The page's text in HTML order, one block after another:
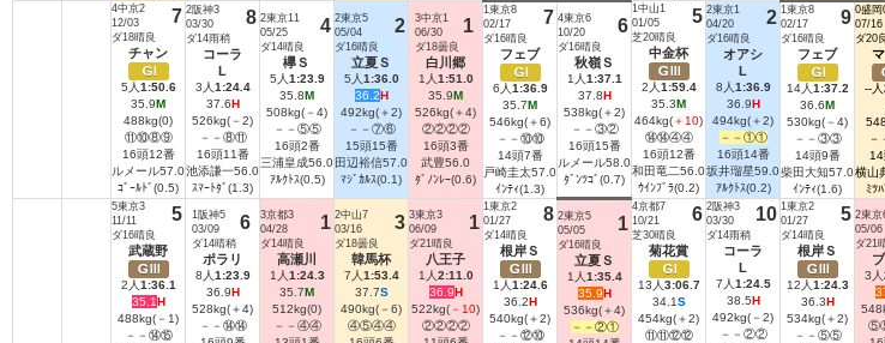
4中京2
12/03
ダ18晴良
7
チャン
Ⅰ
5人1:50.6
35.9M
488kg(0)
⑪⑩⑧⑨
16頭12番
ルメール57.0
ｺﾞｰﾙﾄﾞ(0.5)
2阪神3
03/30
ダ14雨稍
8
コーラ
L
3人1:24.4
37.6H
526kg(－2)
－－⑧⑪
16頭11番
池添謙一56.0
ｽﾏｰﾄﾀﾞ(1.3)
2東京11
05/25
ダ14晴良
4
欅Ｓ
5人1:23.9
35.8M
508kg(－4)
－－⑤⑤
16頭2番
三浦皇成56.0
ｱﾙｸﾄｽ(0.5)
2東京5
05/04
ダ16晴良
2
立夏Ｓ
5人1:36.0
36.2H
492kg(＋2)
－－⑦⑥
15頭15番
田辺裕信57.0
ﾏｼﾞｶﾙｽ(0.1)
3中京1
06/30
ダ18曇良
1
白川郷
1人1:51.0
35.9M
526kg(＋4)
②②②②
16頭3番
武豊56.0
ﾀﾞﾉﾝﾚｰ(0.6)
1東京8
02/17
ダ16晴良
7
フェブ
Ⅰ
6人1:36.9
35.7M
546kg(＋6)
－－⑩⑩
14頭7番
戸崎圭太57.0
ｲﾝﾃｨ(1.3)
4東京6
10/20
ダ16晴良
6
秋嶺Ｓ
1人1:37.1
37.8H
538kg(＋2)
－－③②
16頭15番
ルメール58.0
ﾀﾞﾝﾂｺﾞ(0.7)
1中山1
01/05
芝20晴良
5
中金杯
Ⅲ
2人1:59.4
35.3M
464kg(＋10)
⑭⑭④④
16頭12番
和田竜二56.0
ｳｲﾝﾌﾞﾗ(0.2)
2東京1
04/20
ダ16晴良
2
オアシ
L
8人1:36.9
36.9H
494kg(＋2)
－－①①
16頭14番
坂井瑠星59.0
ｱﾙｸﾄｽ(0.2)
1東京8
02/17
ダ16晴良
9
フェブ
Ⅰ
14人1:37.2
36.6M
530kg(－4)
－－③③
14頭9番
柴田大知57.0
ｲﾝﾃｨ(1.6)
0盛岡
07/16
ダ20
--人
－
14
横山
ﾐﾂ
5東京3
11/11
ダ16晴良
5
武蔵野
Ⅲ
2人1:36.1
35.1H
488kg(－1)
－－⑭⑮
1阪神5
03/09
ダ14晴稍
6
ポラリ
8人1:23.9
36.9H
528kg(＋4)
－－⑭⑭
3京都3
04/28
ダ14晴良
1
高瀬川
1人1:24.3
35.7M
512kg(0)
－－④④
2中山7
03/16
ダ18曇良
3
韓馬杯
7人1:53.4
37.7S
490kg(－6)
④⑤④④
3東京3
06/09
ダ21晴良
1
八王子
1人2:11.0
36.9H
522kg( －10)
②②②②
1東京2
01/27
ダ14晴良
8
根岸Ｓ
Ⅲ
1人1:24.6
36.2H
540kg(＋2)
－－⑫⑩
2東京5
05/05
ダ16晴良
1
立夏Ｓ
1人1:35.4
35.9H
536kg(＋4)
－－②①
4京都7
10/21
芝30晴良
6
菊花賞
Ⅰ
13人3:06.7
34.1S
454kg(＋2)
⑪⑪⑫⑫
2阪神3
03/30
ダ14雨稍
10
コーラ
L
7人1:24.5
38.5H
492kg(－2)
－－②②
1東京2
01/27
ダ14晴良
5
根岸Ｓ
Ⅲ
12人1:24.3
36.3H
534kg(＋2)
－－⑤⑤
2東京
05/06
ダ21
3人